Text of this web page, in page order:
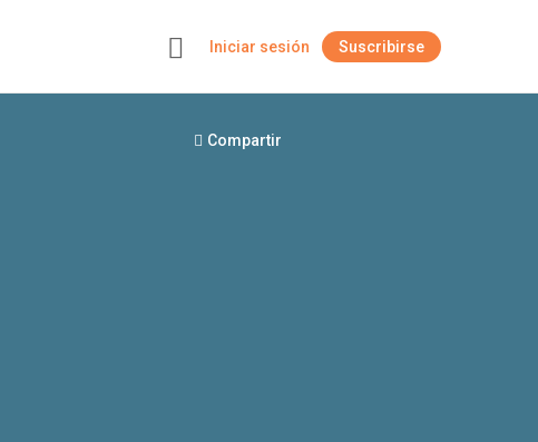
Iniciar sesión Suscribirse
Compartir